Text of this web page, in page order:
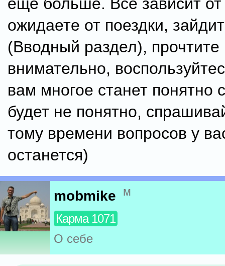
ожидаете от поездки,
(Вводный раздел), прочтите
внимательно,
вам многое станет понятно
будет не понятно,
тому времени вопросов у
останется)
mobmike м
Карма 1071
О себе